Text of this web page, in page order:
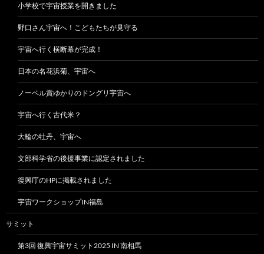
小学校で宇宙授業を開きました
野口さん宇宙へ！こどもたちが見守る
宇宙へ行く横断幕が完成！
日本の名花浜菊、宇宙へ
ノーベル賞ゆかりのドングリ宇宙へ
宇宙へ行く古代米？
大輪の牡丹、宇宙へ
文部科学省の後援事業に認定されました
復興庁のHPに掲載されました
宇宙ワークショップIN福島
サミット
第3回 復興宇宙サミット2025 IN 南相馬